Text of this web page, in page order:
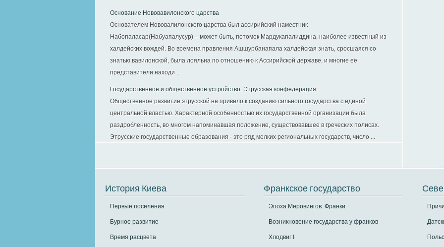
Основание Нововавилонского царства
Основателем Нововалилонского царства был ассирийский наместник
Набопаласар(Набуапалусур) – может быть, потомок Мардукапалиддина, наиболее известный из
халдейских вождей. Во времена правления Ашшурбанапала халдейская знать, сросшаяся со
знатью вавилонской, была лояльна по отношению к Ассирийской державе, и многие её
представители находи ...
Государственное и общественное устройство. Этрусская конфедерация
Общественное развитие этрусской не привело к созданию сильного государства с единой
центральной властью. Характерной особенностью их государственной организации была
раздробленность, во многом напоминавшая положение, существовавшее в греческих полисах.
Этрусские государственные образования - это ряд мелких региональных государств, число ...
История Киева
Первые поселения
Бурное развитие
Время расцвета
Франкское государство
Эпоха Меровингов. Франки
Возникновение государства у франков
Хлодвиг I